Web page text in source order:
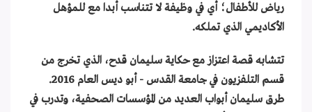
رياض للأطفال؛ أي في وظيفة لا تتناسب أبدا مع للمؤهل
الأكاديمي الذي تملكه.
تتشابه قصة اعتزاز مع حكاية سليمان قدح، الذي تخرج من
قسم التلفزيون في جامعة القدس - أبو ديس العام 2016.
طرق سليمان أبواب العديد من المؤسسات الصحفية، وتدرب في